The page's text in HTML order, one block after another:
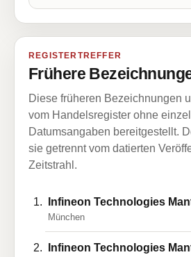
REGISTERTREFFER
Frühere
Diese früheren Bezeichnungen
vom Handelsregister ohne
Datumsangaben bereitgestellt.
sie getrennt vom datierten
Zeitstrahl.
Infineon Technologies
München
Infineon Technologies